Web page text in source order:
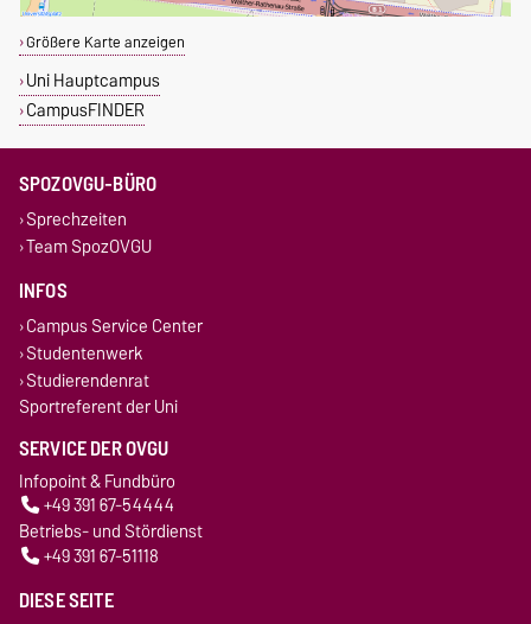
Größere Karte anzeigen
Uni Hauptcampus
CampusFINDER
SPOZOVGU-BÜRO
Sprechzeiten
Team SpozOVGU
INFOS
Campus Service Center
Studentenwerk
Studierendenrat
Sportreferent der Uni
SERVICE DER OVGU
Infopoint & Fundbüro
+49 391 67-54444
Betriebs- und Stördienst
+49 391 67-51118
DIESE SEITE